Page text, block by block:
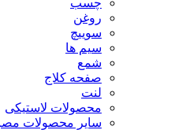
چسب
روغن
سوییچ
سیم ها
شمع
صفحه کلاج
لنت
محصولات لاستیکی
سایر محصولات